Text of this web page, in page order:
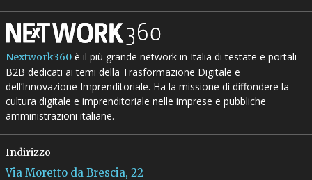
Nextwork360è il più grande network in Italia di testate e portali
B2B dedicati ai temi della Trasformazione Digitale e
dell’Innovazione Imprenditoriale. Ha la missione di diffondere la
cultura digitale e imprenditoriale nelle imprese e pubbliche
amministrazioni italiane.
Indirizzo
Via Moretto da Brescia, 22